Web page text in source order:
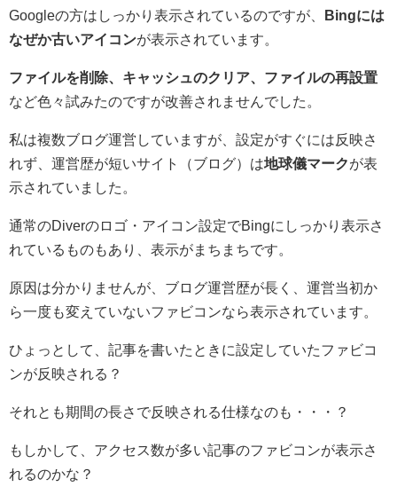
Googleの方はしっかり表示されているのですが、
Bingには
なぜか古いアイコンが表示されています。
ファイルを削除、キャッシュのクリア、ファイルの再設置
など色々試みたのですが改善されませんでした。
私は複数ブログ運営していますが、設定がすぐには反映さ
れず、運営歴が短いサイト（ブログ）は地球儀マークが表
示されていました。
通常のDiverのロゴ・アイコン設定でBingにしっかり表示さ
れているものもあり、表示がまちまちです。
原因は分かりませんが、ブログ運営歴が長く、運営当初か
ら一度も変えていないファビコンなら表示されています。
ひょっとして、記事を書いたときに設定していたファビコ
ンが反映される？
それとも期間の長さで反映される仕様なのも・・・？
もしかして、アクセス数が多い記事のファビコンが表示さ
れるのかな？